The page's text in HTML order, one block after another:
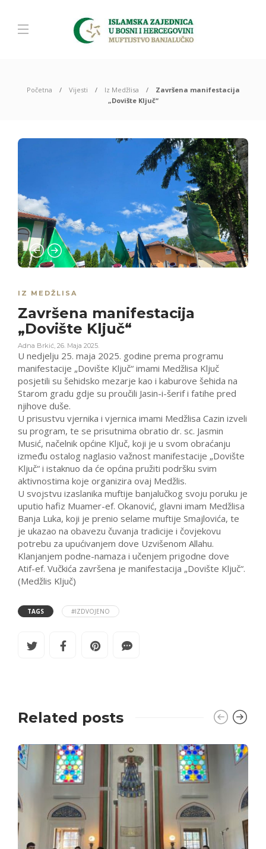
Početna Vijesti Iz Medžlisa
Završena manifestacija
„Dovište Ključ“
IZ MEDŽLISA
Završena manifestacija
„Dovište Ključ“
Adna Brkić, 26. Maja 2025.
U nedjelju 25. maja 2025. godine prema programu
manifestacije „Dovište Ključ“ imami Medžlisa Ključ
posjetili su šehidsko mezarje kao i kaburove šehida na
Starom gradu gdje su proučili Jasin-i-šerif i fatihe pred
njihove duše.
U prisustvu vjernika i vjernica imami Medžlisa Cazin izveli
su program, te se prisutnima obratio dr. sc. Jasmin
Musić, načelnik općine Ključ, koji je u svom obraćanju
između ostalog naglasio važnost manifestacije „Dovište
Ključ“ i istaknuo da će općina pružiti podršku svim
aktivnostima koje organizira ovaj Medžlis.
U svojstvu izaslanika muftije banjalučkog svoju poruku je
uputio hafiz Muamer-ef. Okanović, glavni imam Medžlisa
Banja Luka, koji je prenio selame muftije Smajlovića, te
je ukazao na obavezu čuvanja tradicije i čovjekovu
potrebu za upućivanjem dove Uzvišenom Allahu.
Klanjanjem podne-namaza i učenjem prigodne dove
Atif-ef. Vučkića završena je manifestacija „Dovište Ključ“.
(Medžlis Ključ)
TAGS #IZDVOJENO
Related posts